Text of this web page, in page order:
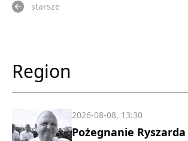
starsze
Region
Pożegnanie Ryszarda
2026-08-08, 13:30